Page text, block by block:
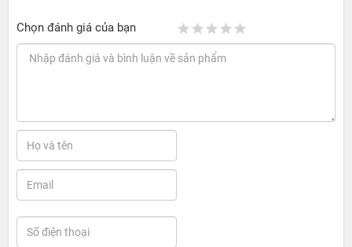
Chọn đánh giá của bạn